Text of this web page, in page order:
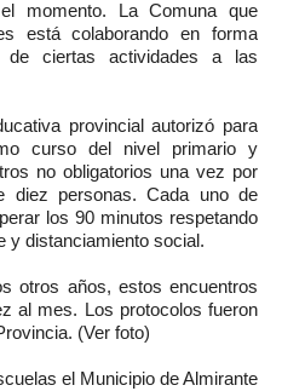
momento. La Comuna que
está colaborando en forma
de ciertas actividades a las
provincial autorizó para
curso del nivel primario y
no obligatorios una vez por
diez personas. Cada uno de
los 90 minutos respetando
y distanciamiento social.
otros años, estos encuentros
al mes. Los protocolos fueron
(Ver foto)
el Municipio de Almirante